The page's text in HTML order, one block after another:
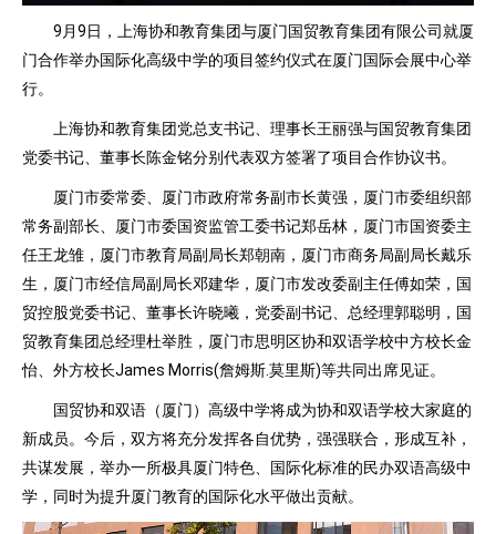
9月9日，上海协和教育集团与厦门国贸教育集团有限公司就厦
门合作举办国际化高级中学的项目签约仪式在厦门国际会展中心举
行。
上海协和教育集团党总支书记、理事长王丽强与国贸教育集团
党委书记、董事长陈金铭分别代表双方签署了项目合作协议书。
厦门市委常委、厦门市政府常务副市长黄强，厦门市委组织部
常务副部长、厦门市委国资监管工委书记郑岳林，厦门市国资委主
任王龙雏，厦门市教育局副局长郑朝南，厦门市商务局副局长戴乐
生，厦门市经信局副局长邓建华，厦门市发改委副主任傅如荣，国
贸控股党委书记、董事长许晓曦，党委副书记、总经理郭聪明，国
贸教育集团总经理杜举胜，厦门市思明区协和双语学校中方校长金
怡、外方校长James Morris(詹姆斯.莫里斯)等共同出席见证。
国贸协和双语（厦门）高级中学将成为协和双语学校大家庭的
新成员。今后，双方将充分发挥各自优势，强强联合，形成互补，
共谋发展，举办一所极具厦门特色、国际化标准的民办双语高级中
学，同时为提升厦门教育的国际化水平做出贡献。